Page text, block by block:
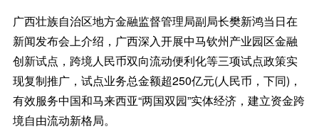
广西壮族自治区地方金融监督管理局副局长樊新鸿当日在
新闻发布会上介绍，广西深入开展中马钦州产业园区金融
创新试点，跨境人民币双向流动便利化等三项试点政策实
现复制推广，试点业务总金额超250亿元(人民币，下同)，
有效服务中国和马来西亚“两国双园”实体经济，建立资金跨
境自由流动新格局。